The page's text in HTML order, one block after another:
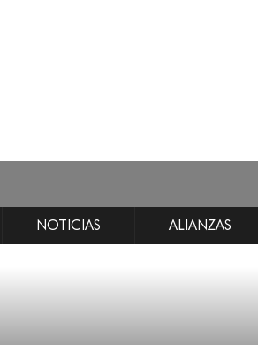
NOTICIAS ALIANZAS